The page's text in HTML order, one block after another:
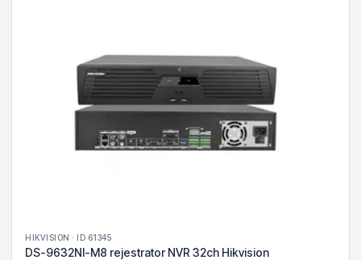
HIKVISION · ID 61345
DS-9632NI-M8 rejestrator NVR 32ch Hikvision